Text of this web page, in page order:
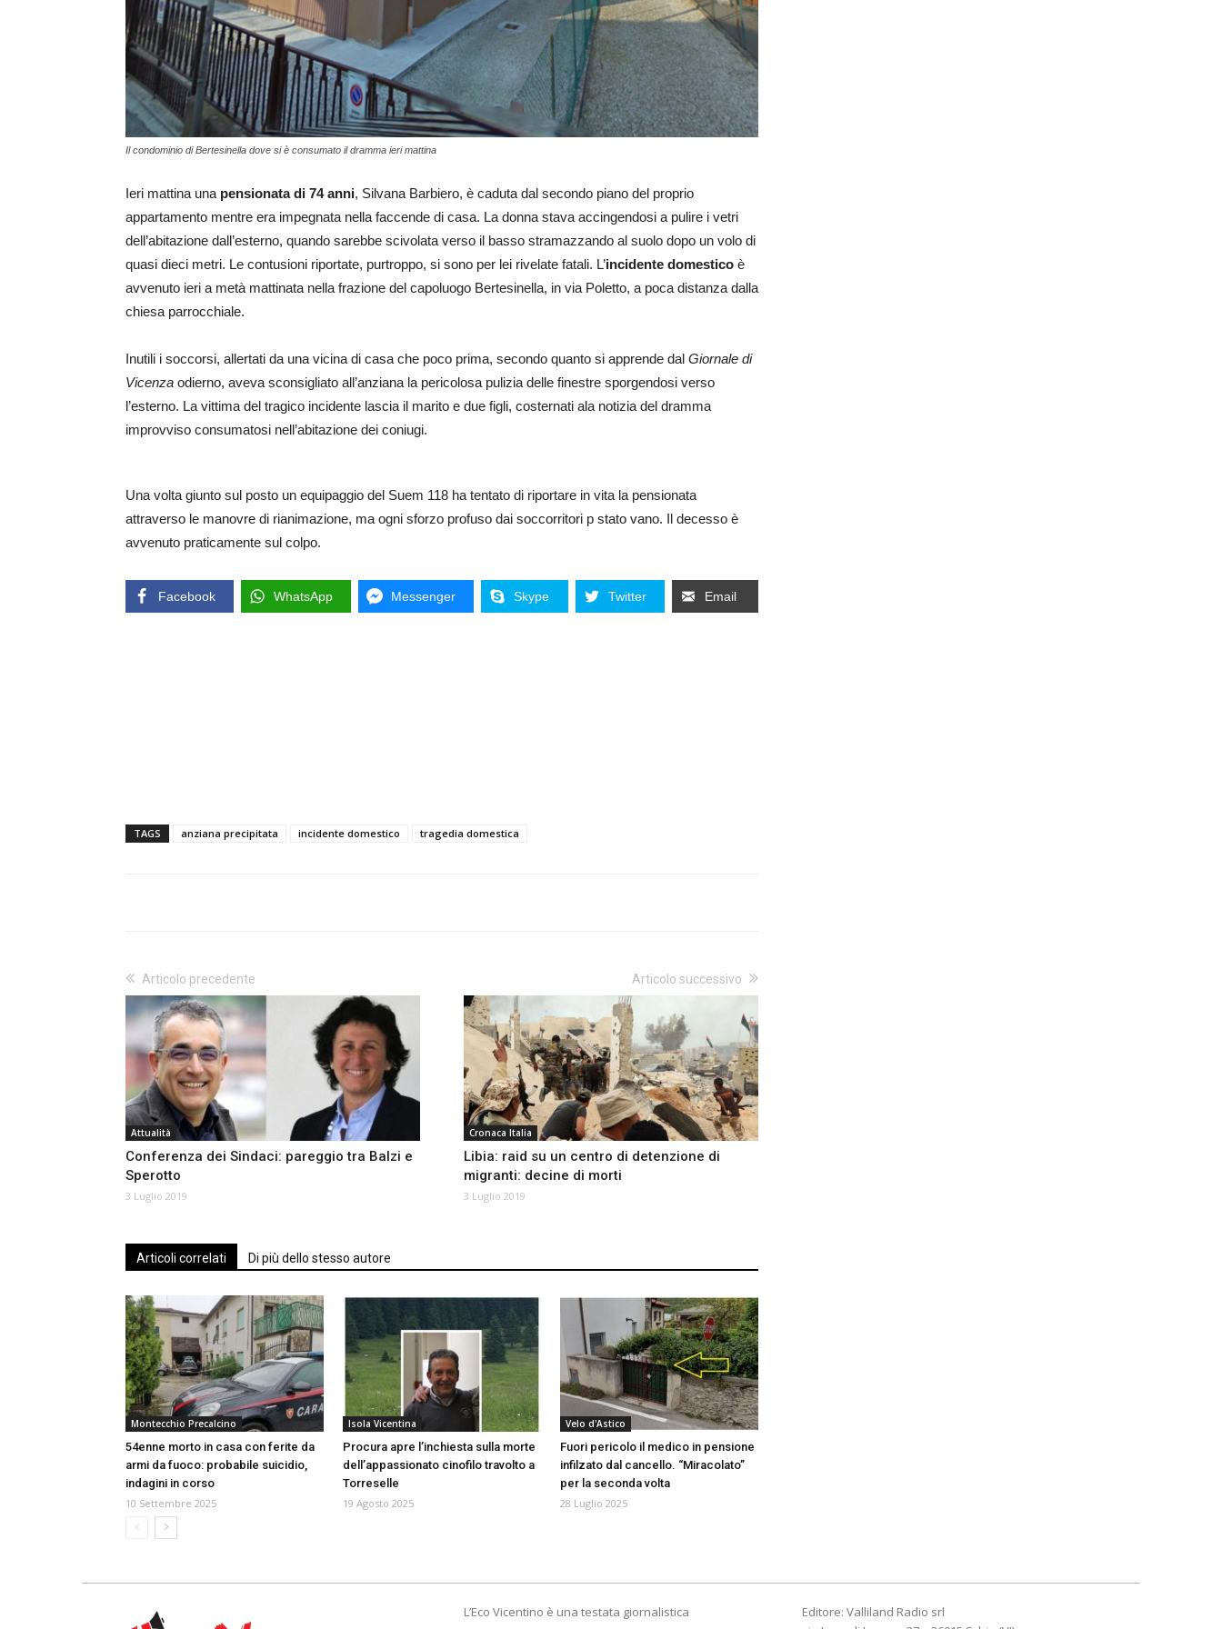
Il condominio di Bertesinella dove si è consumato il dramma ieri mattina
Ieri mattina una pensionata di 74 anni, Silvana Barbiero, è caduta dal secondo piano del proprio
appartamento mentre era impegnata nella faccende di casa. La donna stava accingendosi a pulire i vetri
dell’abitazione dall’esterno, quando sarebbe scivolata verso il basso stramazzando al suolo dopo un volo di
quasi dieci metri. Le contusioni riportate, purtroppo, si sono per lei rivelate fatali. L’incidente domestico è
avvenuto ieri a metà mattinata nella frazione del capoluogo Bertesinella, in via Poletto, a poca distanza dalla
chiesa parrocchiale.
Inutili i soccorsi, allertati da una vicina di casa che poco prima, secondo quanto si apprende dal Giornale di
Vicenza odierno, aveva sconsigliato all’anziana la pericolosa pulizia delle finestre sporgendosi verso
l’esterno. La vittima del tragico incidente lascia il marito e due figli, costernati ala notizia del dramma
improvviso consumatosi nell’abitazione dei coniugi.
Una volta giunto sul posto un equipaggio del Suem 118 ha tentato di riportare in vita la pensionata
attraverso le manovre di rianimazione, ma ogni sforzo profuso dai soccorritori p stato vano. Il decesso è
avvenuto praticamente sul colpo.
Facebook WhatsApp Messenger Skype Twitter Email
TAGS anziana precipitata incidente domestico tragedia domestica
Articolo precedente
Attualità
Conferenza dei Sindaci: pareggio tra Balzi e
Sperotto
3 Luglio 2019
Articolo successivo
Cronaca Italia
Libia: raid su un centro di detenzione di
migranti: decine di morti
3 Luglio 2019
Articoli correlati Di più dello stesso autore
Montecchio Precalcino
54enne morto in casa con ferite da
armi da fuoco: probabile suicidio,
indagini in corso
10 Settembre 2025
Isola Vicentina
Procura apre l’inchiesta sulla morte
dell’appassionato cinofilo travolto a
Torreselle
19 Agosto 2025
Velo d'Astico
Fuori pericolo il medico in pensione
infilzato dal cancello. “Miracolato”
per la seconda volta
28 Luglio 2025
L’Eco Vicentino è una testata giornalistica
Editore: Valliland Radio srl